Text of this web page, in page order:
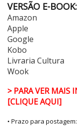
VERSÃO E-BOOK:
Amazon
Apple
Google
Kobo
Livraria Cultura
Wook
> PARA VER MAIS
[CLIQUE AQUI]
• Prazo para postagem: